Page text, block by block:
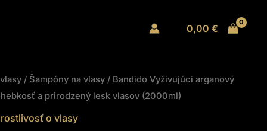
0,00 €
/ Šampóny na vlasy/ Bandido Vyživujúci arganový
a prirodzený lesk vlasov (2000ml)
o vlasy